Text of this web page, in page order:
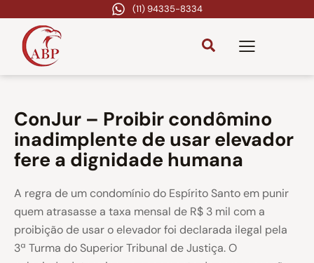
(11) 94335-8334
ConJur – Proibir condômino
inadimplente de usar elevador
fere a dignidade humana
A regra de um condomínio do Espírito Santo em punir
quem atrasasse a taxa mensal de R$ 3 mil com a
proibição de usar o elevador foi declarada ilegal pela
3ª Turma do Superior Tribunal de Justiça. O